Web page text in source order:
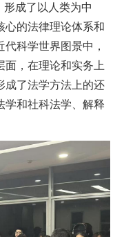
形成了以人类为中
心的法律理论体系和
科学世界图景中，
面，在理论和实务上
成了法学方法上的还
学和社科法学、解释